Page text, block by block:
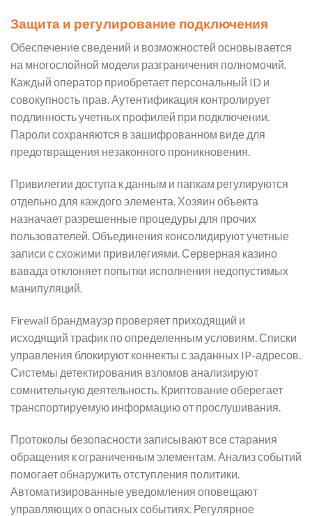
Защита и регулирование подключения
Обеспечение сведений и возможностей основывается
на многослойной модели разграничения полномочий.
Каждый оператор приобретает персональный ID и
совокупность прав. Аутентификация контролирует
подлинность учетных профилей при подключении.
Пароли сохраняются в зашифрованном виде для
предотвращения незаконного проникновения.
Привилегии доступа к данным и папкам регулируются
отдельно для каждого элемента. Хозяин объекта
назначает разрешенные процедуры для прочих
пользователей. Объединения консолидируют учетные
записи с схожими привилегиями. Серверная казино
вавада отклоняет попытки исполнения недопустимых
манипуляций.
Firewall брандмауэр проверяет приходящий и
исходящий трафик по определенным условиям. Списки
управления блокируют коннекты с заданных IP-адресов.
Системы детектирования взломов анализируют
сомнительную деятельность. Криптование оберегает
транспортируемую информацию от прослушивания.
Протоколы безопасности записывают все старания
обращения к ограниченным элементам. Анализ событий
помогает обнаружить отступления политики.
Автоматизированные уведомления оповещают
управляющих о опасных событиях. Регулярное